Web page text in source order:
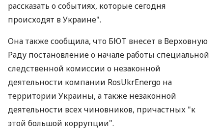
рассказать о событиях, которые сегодня
происходят в Украине".
Она также сообщила, что БЮТ внесет в Верховную
Раду постановление о начале работы специальной
следственной комиссии о незаконной
деятельности компании RosUkrEnergo на
территории Украины, а также незаконной
деятельности всех чиновников, причастных "к
этой большой коррупции".